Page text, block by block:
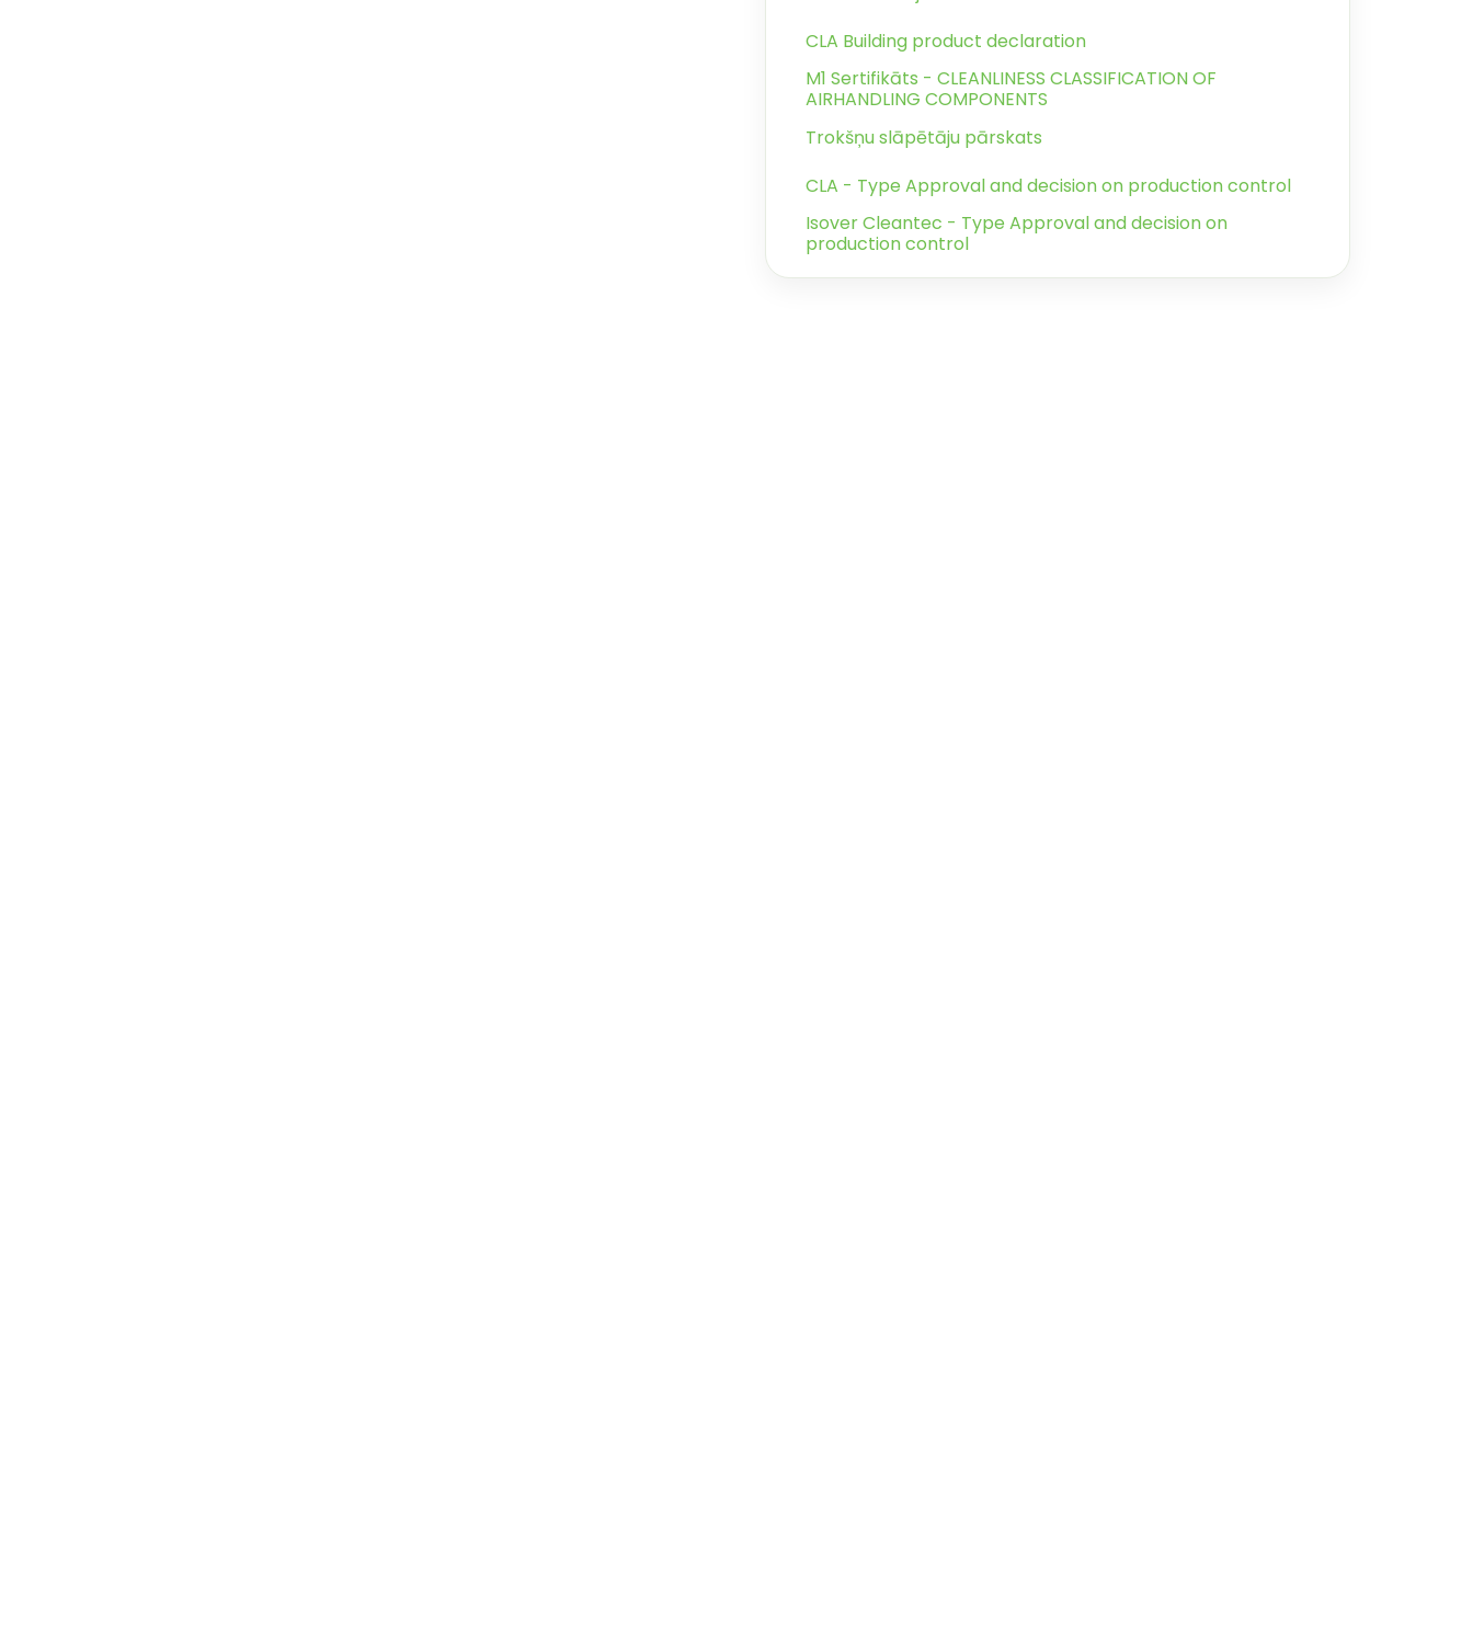
CLA Building product declaration
M1 Sertifikāts - CLEANLINESS CLASSIFICATION OF
AIRHANDLING COMPONENTS
Trokšņu slāpētāju pārskats
CLA - Type Approval and decision on production control
Isover Cleantec - Type Approval and decision on
production control